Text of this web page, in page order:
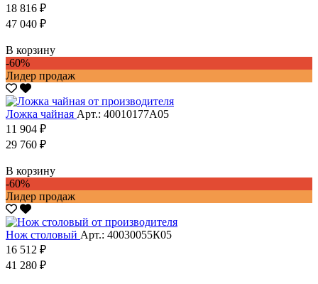
18 816 ₽
47 040 ₽
В корзину
-60%
Лидер продаж
Ложка чайная Арт.: 40010177А05
11 904 ₽
29 760 ₽
В корзину
-60%
Лидер продаж
Нож столовый Арт.: 40030055К05
16 512 ₽
41 280 ₽